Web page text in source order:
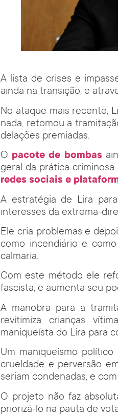
A lista de crises e
ainda na transição, e
No ataque mais recente,
nada, retomou a
delações premiadas.
O pacote de bombas
geral da prática criminosa
redes sociais e
A estratégia de Lira
interesses da extrema-
Ele cria problemas e
como incendiário e
calmaria.
Com este método ele
fascista, e aumenta seu
A manobra para a
revitimiza crianças
maniqueísta do Lira para
Um maniqueísmo
crueldade e perversão
seriam condenadas, e
O projeto não faz
priorizá-lo na pauta de